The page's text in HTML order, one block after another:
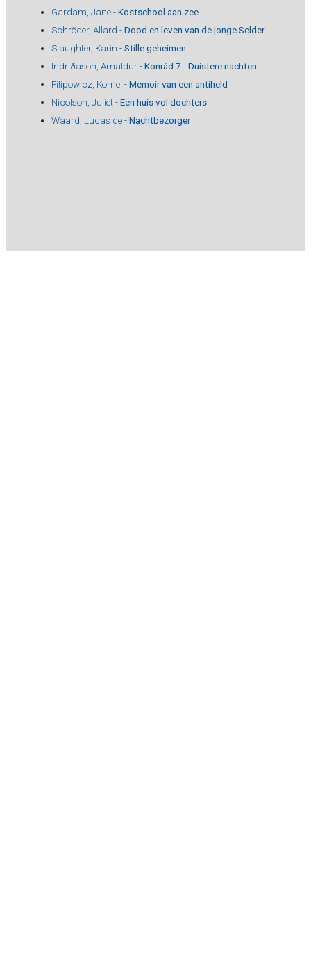
Gardam, Jane -Kostschool aan zee
Schröder, Allard -Dood en leven van de jonge Selder
Slaughter, Karin -Stille geheimen
Indriðason, Arnaldur -Konrád 7 - Duistere nachten
Filipowicz, Kornel -Memoir van een antiheld
Nicolson, Juliet -Een huis vol dochters
Waard, Lucas de -Nachtbezorger